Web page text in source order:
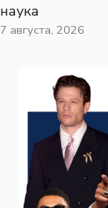
наука
7 августа, 2026